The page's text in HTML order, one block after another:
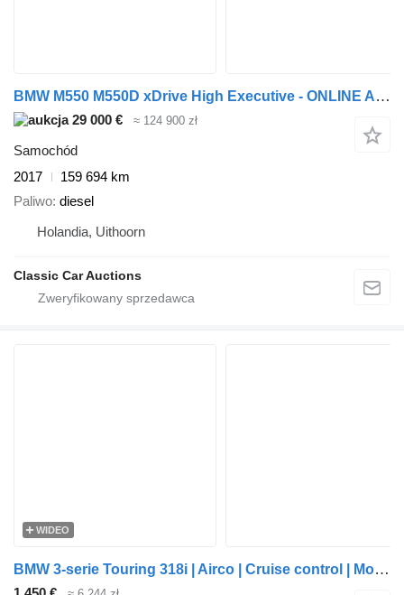
BMW M550 M550D xDrive High Executive - ONLINE AUCTION
29 000 € ≈ 124 900 zł
Samochód
2017
159 694 km
Paliwo diesel
Holandia, Uithoorn
Classic Car Auctions
WIDEO
BMW 3-serie Touring 318i | Airco | Cruise control | Motor probleem |